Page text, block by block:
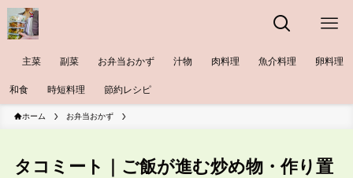
主菜 副菜 お弁当おかず 汁物 肉料理 魚介料理 卵料理
和食 時短料理 節約レシピ
ホーム お弁当おかず
タコミート｜ご飯が進む炒め物・作り置